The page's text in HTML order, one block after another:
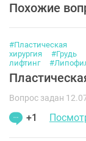
Похожие
#Пластическая
хирургия
#Грудь
лифтинг
Вопрос задан
+1